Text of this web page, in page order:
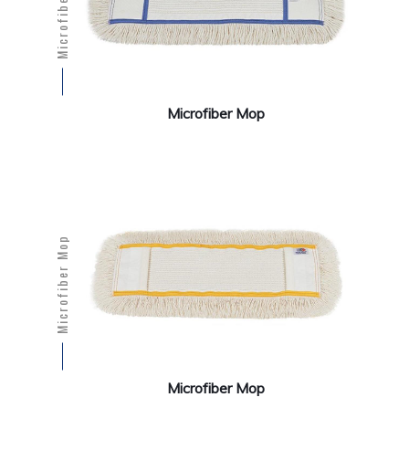
Microfiber Mop
Microfiber Mop
Microfiber Mop